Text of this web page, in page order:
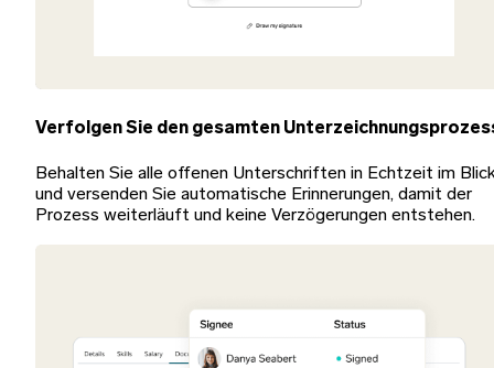
Verfolgen Sie den gesamten
Behalten Sie alle offenen Unterschriften in Echtzeit im
und versenden Sie automatische Erinnerungen, damit der
Prozess weiterläuft und keine Verzögerungen entstehen.